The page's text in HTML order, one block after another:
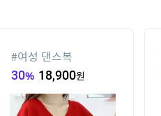
#여성 댄스복
30% 18,900원